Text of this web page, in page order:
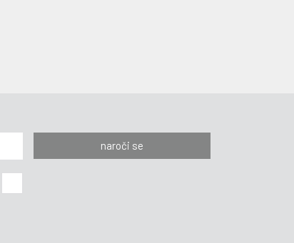
naroči se